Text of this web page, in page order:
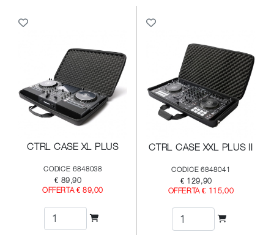
CTRL CASE XL PLUS
CODICE 6848038
€ 89,90
OFFERTA € 89,00
CTRL CASE XXL PLUS II
CODICE 6848041
€ 129,90
OFFERTA € 115,00